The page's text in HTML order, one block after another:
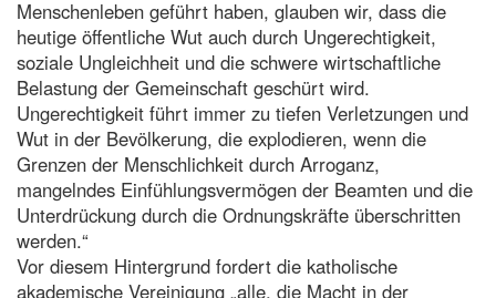
Menschenleben geführt haben, glauben wir, dass die
heutige öffentliche Wut auch durch Ungerechtigkeit,
soziale Ungleichheit und die schwere wirtschaftliche
Belastung der Gemeinschaft geschürt wird.
Ungerechtigkeit führt immer zu tiefen Verletzungen und
Wut in der Bevölkerung, die explodieren, wenn die
Grenzen der Menschlichkeit durch Arroganz,
mangelndes Einfühlungsvermögen der Beamten und die
Unterdrückung durch die Ordnungskräfte überschritten
werden.“
Vor diesem Hintergrund fordert die katholische
akademische Vereinigung „alle, die Macht in der